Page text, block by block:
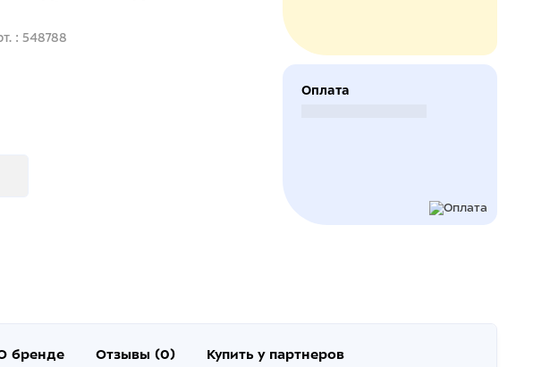
: 548788
Оплата
бренде Отзывы (0) Купить у партнеров